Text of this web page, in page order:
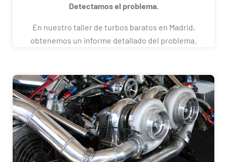
Detectamos el problema.
En nuestro taller de turbos baratos en Madrid,
obtenemos un informe detallado del problema.